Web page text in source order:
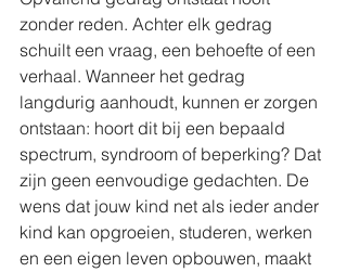
zonder reden. Achter elk gedrag
schuilt een vraag, een behoefte of een
verhaal. Wanneer het gedrag
langdurig aanhoudt, kunnen er zorgen
ontstaan: hoort dit bij een bepaald
spectrum, syndroom of beperking? Dat
zijn geen eenvoudige gedachten. De
wens dat jouw kind net als ieder ander
kind kan opgroeien, studeren, werken
en een eigen leven opbouwen, maakt